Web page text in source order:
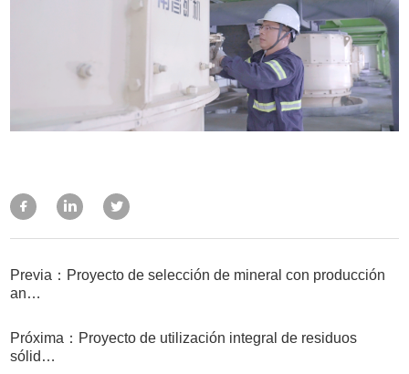
Previa：Proyecto de selección de mineral con producción
an…
Próxima：Proyecto de utilización integral de residuos
sólid…